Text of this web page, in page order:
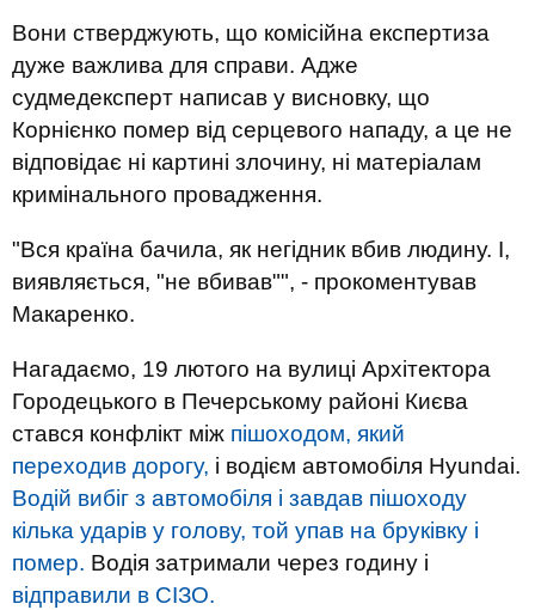
Вони стверджують, що комісійна експертиза
дуже важлива для справи. Адже
судмедексперт написав у висновку, що
Корнієнко помер від серцевого нападу, а це не
відповідає ні картині злочину, ні матеріалам
кримінального провадження.
"Вся країна бачила, як негідник вбив людину. І,
виявляється, "не вбивав"", - прокоментував
Макаренко.
Нагадаємо, 19 лютого на вулиці Архітектора
Городецького в Печерському районі Києва
стався конфлікт між пішоходом, який
переходив дорогу, і водієм автомобіля Hyundai.
Водій вибіг з автомобіля і завдав пішоходу
кілька ударів у голову, той упав на бруківку і
помер. Водія затримали через годину і
відправили в СІЗО.